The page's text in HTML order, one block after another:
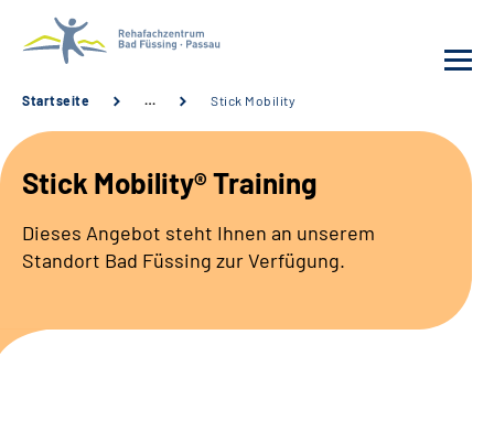
Behandlung
Rehafachzentrum
Karriere
Startseite … Stick Mobility
Stick Mobility® Training
Dieses Angebot steht Ihnen an unserem
Standort Bad Füssing zur Verfügung.